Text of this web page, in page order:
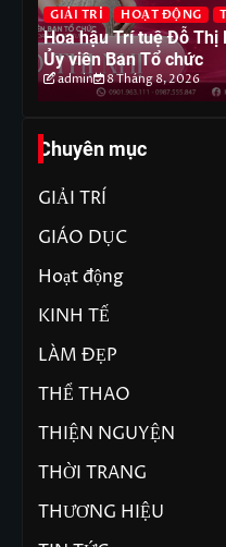
GIẢI TRÍ HOẠT ĐỘNG
Hoa hậu Trí tuệ Đỗ Thị
Ủy viên Ban Tổ chức
admin 8 Tháng 8, 2026
Chuyên mục
GIẢI TRÍ
GIÁO DỤC
Hoạt động
KINH TẾ
LÀM ĐẸP
THỂ THAO
THIỆN NGUYỆN
THỜI TRANG
THƯƠNG HIỆU